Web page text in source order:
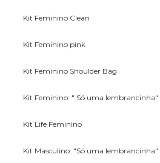
Kit Feminino Clean
Kit Feminino pink
Kit Feminino Shoulder Bag
Kit Feminino: " Só uma lembrancinha"
Kit Life Feminino
Kit Masculino: "Só uma lembrancinha"